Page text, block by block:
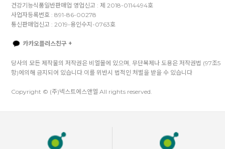
건강기능식품일반판매업 영업신고 : 제 2018-0114494호
사업자등록번호 : 891-86-00278
통신판매업신고 : 2019-용인수지-0763호
카카오플러스친구 +
당사의 모든 제작물의 저작권은 비엘몰에 있으며, 무단복제나 도용은 저작권법 (97조5
항)에의해 금지되어 있습니다.이를 위반시 법적인 처벌을 받을 수 있습니다
Copyright © (주)넥스트에스앤엘 All rights reserved.